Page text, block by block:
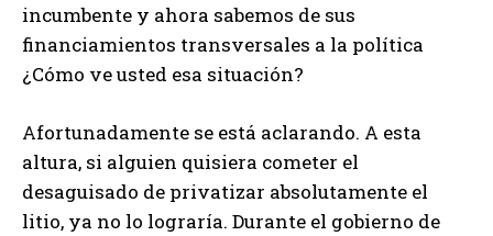
incumbente y ahora sabemos de sus
financiamientos transversales a la política
¿Cómo ve usted esa situación?
Afortunadamente se está aclarando. A esta
altura, si alguien quisiera cometer el
desaguisado de privatizar absolutamente el
litio, ya no lo lograría. Durante el gobierno de